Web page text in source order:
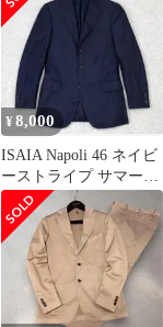
¥8,000
ISAIA Napoli 46 ネイビ
ーストライプ サマージ
ャケット